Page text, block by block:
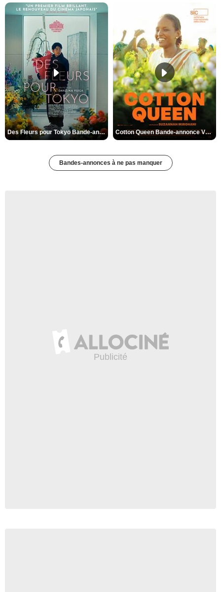
Des Fleurs pour Tokyo Bande-annonce VO STFR Cotton Queen Bande-annonce VO STFR
Bandes-annonces à ne pas manquer